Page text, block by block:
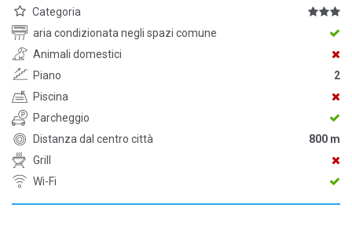
Categoria
aria condizionata negli spazi comune
Animali domestici
Piano
2
Piscina
Parcheggio
Distanza dal centro città
800 m
Grill
Wi-Fi